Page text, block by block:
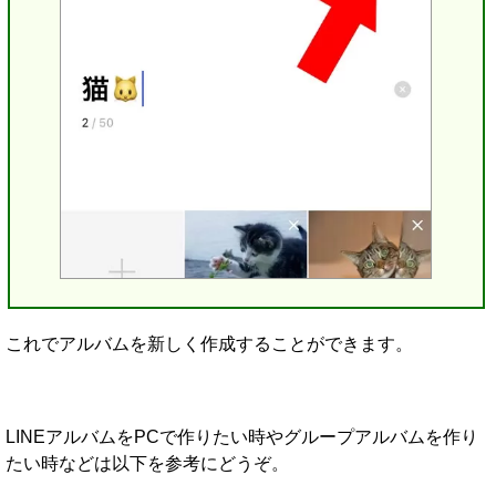
これでアルバムを新しく作成することができます。
LINEアルバムをPCで作りたい時やグループアルバムを作り
たい時などは以下を参考にどうぞ。